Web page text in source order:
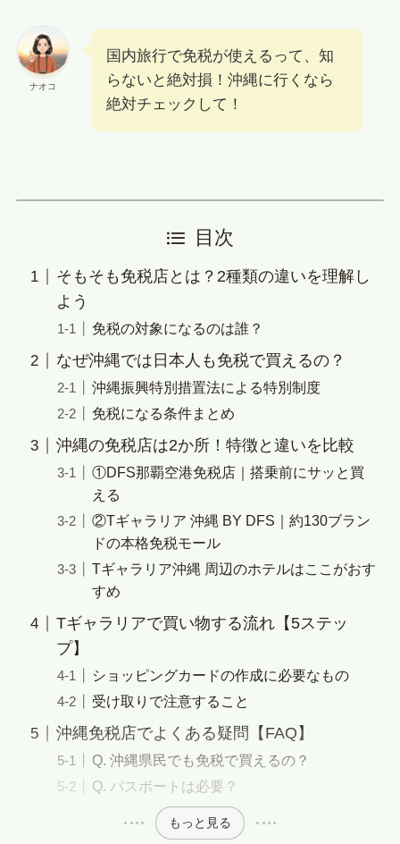
ナオコ
国内旅行で免税が使えるって、知
らないと絶対損！沖縄に行くなら
絶対チェックして！
目次
そもそも免税店とは？2種類の違いを理解し
よう
免税の対象になるのは誰？
なぜ沖縄では日本人も免税で買えるの？
沖縄振興特別措置法による特別制度
免税になる条件まとめ
沖縄の免税店は2か所！特徴と違いを比較
①DFS那覇空港免税店｜搭乗前にサッと買
える
②Tギャラリア 沖縄 BY DFS｜約130ブラン
ドの本格免税モール
Tギャラリア沖縄 周辺のホテルはここがおす
すめ
Tギャラリアで買い物する流れ【5ステッ
プ】
ショッピングカードの作成に必要なもの
受け取りで注意すること
沖縄免税店でよくある疑問【FAQ】
Q. 沖縄県民でも免税で買えるの？
Q. パスポートは必要？
もっと見る